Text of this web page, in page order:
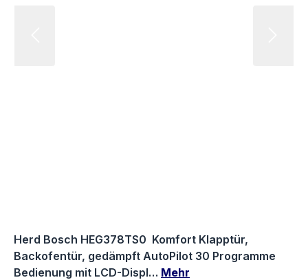
Herd Bosch HEG378TS0 Komfort Klapptür,
Backofentür, gedämpft AutoPilot 30 Programme
Bedienung mit LCD-Displ… Mehr